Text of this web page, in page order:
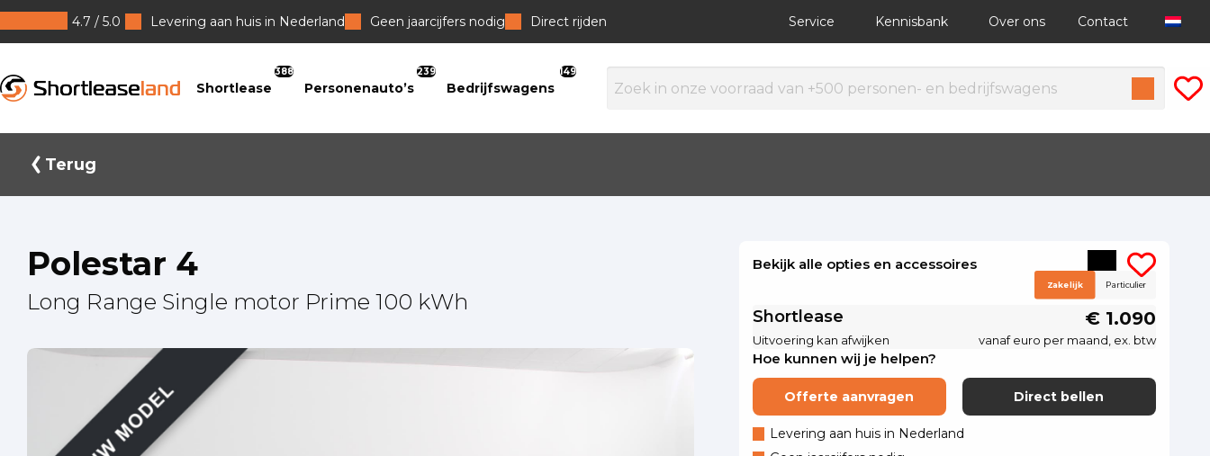
4.7 / 5.0 Levering aan huis in Nederland Geen jaarcijfers nodig Direct rijden Service Kennisbank Over ons Contact
Shortlease
388
Personenauto’s
239
Bedrijfswagens
149
Terug
Polestar 4
Long Range Single motor Prime 100 kWh
Bekijk alle opties en accessoires
Shortlease
Uitvoering kan afwijken
€ 1.090
vanaf euro per maand, ex. btw
Zakelijk Particulier
Hoe kunnen wij je helpen?
Offerte aanvragen Direct bellen
Levering aan huis in Nederland